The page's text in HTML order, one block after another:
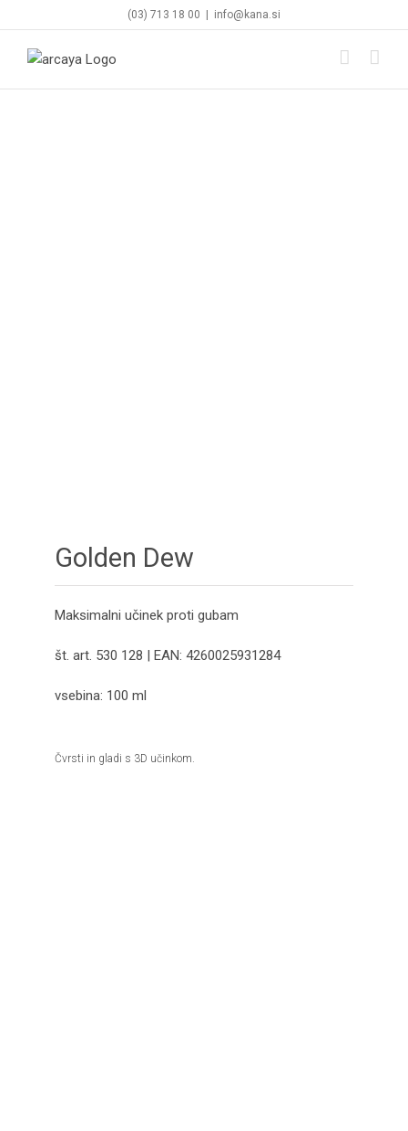
to
content
(03) 713 18 00 info@kana.si
Golden Dew
Maksimalni učinek proti gubam
št. art. 530 128 | EAN: 4260025931284
vsebina: 100 ml
Čvrsti in gladi s 3D učinkom.